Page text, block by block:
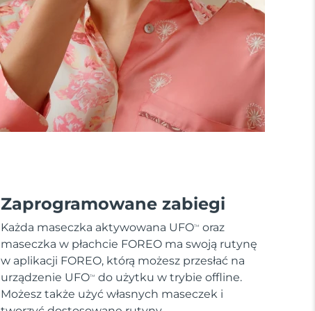
Zaprogramowane zabiegi
Każda maseczka aktywowana UFOTM
oraz
maseczka w płachcie FOREO ma swoją rutynę
w aplikacji FOREO, którą możesz przesłać na
urządzenie UFOTM
do użytku w trybie offline.
Możesz także użyć własnych maseczek i